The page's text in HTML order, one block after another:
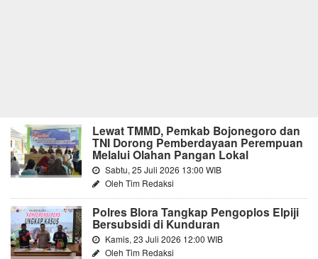
Lewat TMMD, Pemkab Bojonegoro dan
TNI Dorong Pemberdayaan Perempuan
Melalui Olahan Pangan Lokal
Sabtu, 25 Juli 2026 13:00 WIB
Oleh Tim Redaksi
Polres Blora Tangkap Pengoplos Elpiji
Bersubsidi di Kunduran
Kamis, 23 Juli 2026 12:00 WIB
Oleh Tim Redaksi